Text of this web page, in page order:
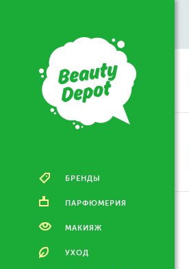
БРЕНДЫ
ПАРФЮМЕРИЯ
МАКИЯЖ
УХОД